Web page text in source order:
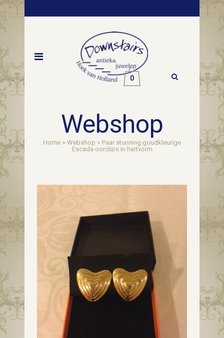
0
Webshop
Home > Webshop > Paar stunning goudkleurige
Escada oorclips in hartvorm